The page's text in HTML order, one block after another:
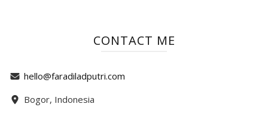
CONTACT ME
hello@faradiladputri.com
Bogor, Indonesia